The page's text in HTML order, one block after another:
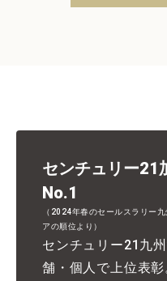
センチュリー21
No.1
（2024年春のセールスラリー
アの順位より）
センチュリー21九
舗・個人で上位表